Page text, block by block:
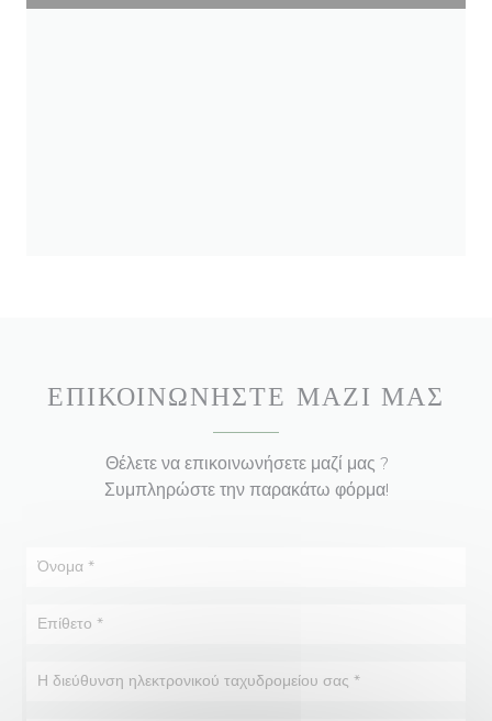
ΕΠΙΚΟΙΝΩΝΉΣΤΕ ΜΑΖΊ ΜΑΣ
Θέλετε να επικοινωνήσετε μαζί μας ?
Συμπληρώστε την παρακάτω φόρμα!